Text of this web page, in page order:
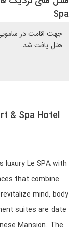
Spa
جهت اقامت در
هتل یافت شد.
& Spa Hotel
luxury Le SPA with
that combine
mind, body
suites are date
Mansion. The